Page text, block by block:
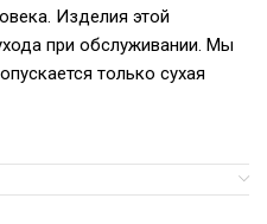
Изделия этой
при обслуживании. Мы
только сухая